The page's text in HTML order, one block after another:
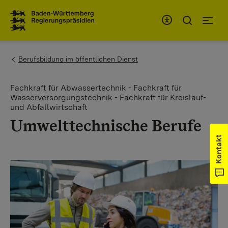
You are here:
Berufsbildung im öffentlichen Dienst
Fachkraft für Abwas​sertechnik - Fachkraft für
Wasserversorgungstechnik - Fachkraft für Kreislauf-
und Abfallwirtschaft​
Umwelttechnische Berufe
Kontakt